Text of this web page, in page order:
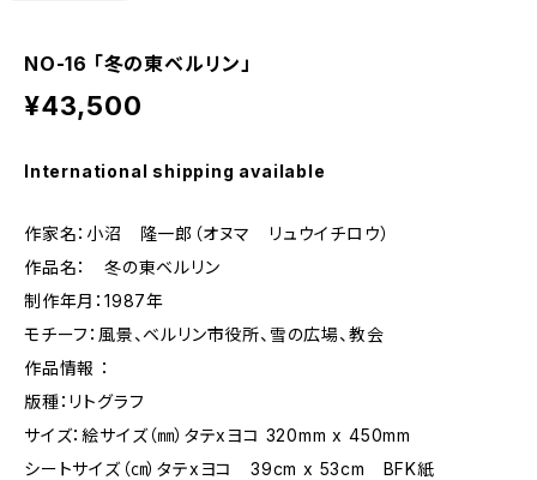
NO-16 「冬の東ベルリン」
¥43,500
International shipping available
作家名：小沼 隆一郎（オヌマ リュウイチロウ）
作品名： 冬の東ベルリン
制作年月：1987年
モチーフ：風景、ベルリン市役所、雪の広場、教会
作品情報 ：
版種：リトグラフ
サイズ：絵サイズ（㎜）タテxヨコ 320mm x 450mm
シートサイズ（㎝）タテxヨコ 39cm x 53cm BFK紙